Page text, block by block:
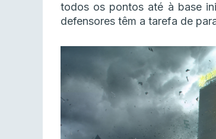
todos os pontos até à base
defensores têm a tarefa de